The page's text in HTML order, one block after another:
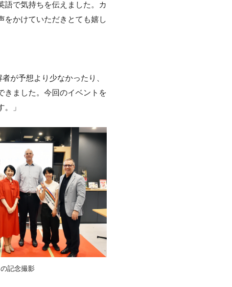
語で気持ちを伝えました。カ
をかけていただきとても嬉し
が予想より少なかったり、
きました。今回のイベントを
」
記念撮影